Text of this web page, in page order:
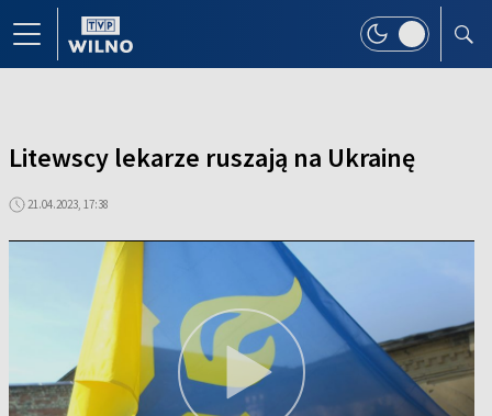
Litewscy lekarze ruszają na Ukrainę
21.04.2023, 17:38